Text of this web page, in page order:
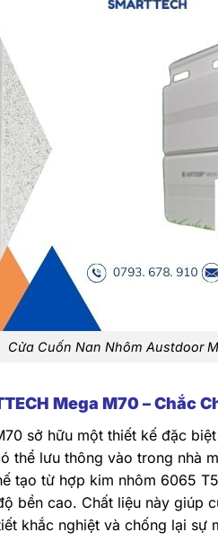
Cửa Cuốn Nan Nhôm Austdoor
Mega M70 – Chắc
sở hữu một thiết kế đặc
thể lưu thông vào trong nhà
tạo từ hợp kim nhôm 6065
bền cao. Chất liệu này giúp
khắc nghiệt và chống lại sự